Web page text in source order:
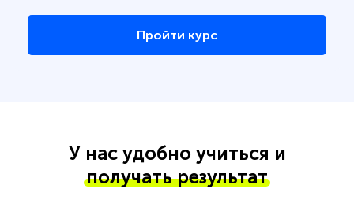
Пройти курс
У нас удобно учиться и
получать результат